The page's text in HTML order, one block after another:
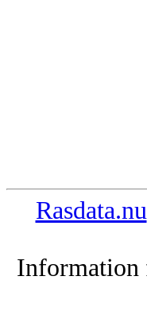
Rasdata.nu
Information